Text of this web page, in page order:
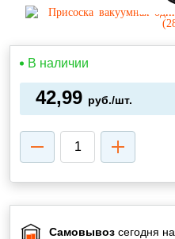
В наличии
42,99 руб./шт.
Самовывоз сегодня на